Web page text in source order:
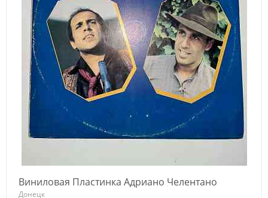
Виниловая Пластинка Адриано Челентано
Донецк